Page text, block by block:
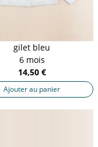
gilet bleu
6 mois
14,50 €
Ajouter au panier